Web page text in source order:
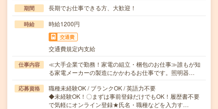
期間 長期でお仕事できる方、大歓迎！
時給 時給1200円
交通費
交通費規定内支給
仕事内容
≪大手企業で勤務！家電の組立・梱包のお仕事≫誰もが知
る家電メーカーの製造にかかわるお仕事です。照明器…
応募資格
職種未経験OK / ブランクOK / 英語力不要
◆未経験OK！〇まずは事前登録だけでもOK！履歴書不要
で気軽にオンライン登録★氏名・職種などを入力す…